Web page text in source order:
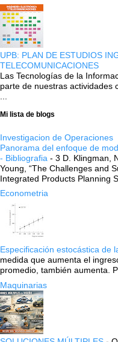
UPB: PLAN DE ESTUDIOS
TELECOMUNICACIONES
Las Tecnologías de la
parte de nuestras actividades
Mi lista de blogs
Investigacion de Operaciones
Panorama del enfoque de
- Bibliografia - 3 D. Klingman,
Young, “The Challenges and
Integrated Products Planning
Econometria
Especificación estocástica de
medida que aumenta el
promedio, también aumenta.
Maquinarias